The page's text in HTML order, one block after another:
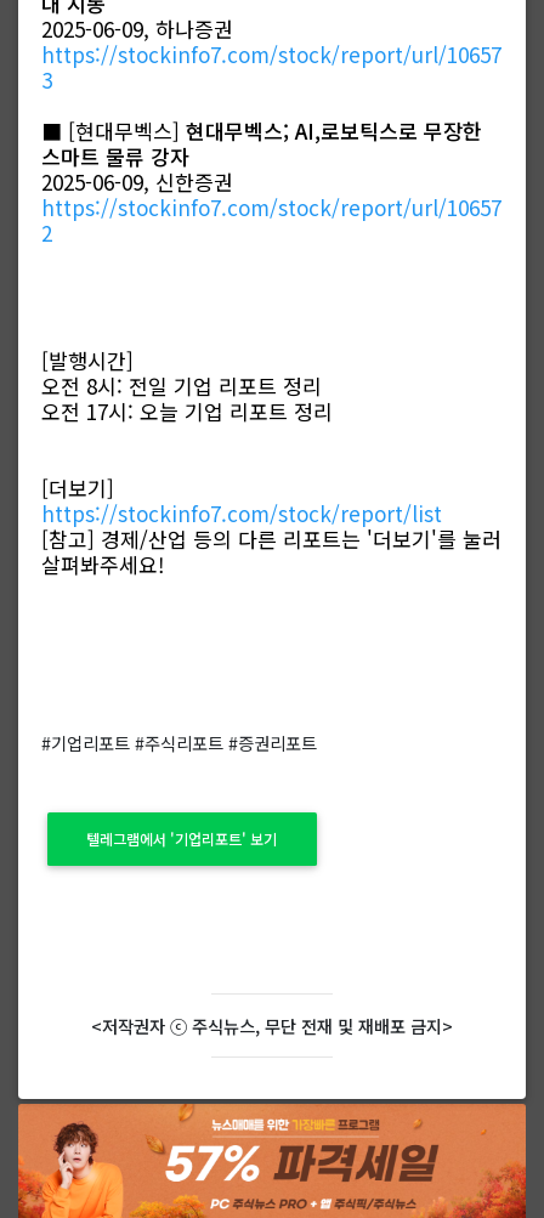
2025-06-09, 하나증권
https://stockinfo7.com/stock/report/url/10657
3
■ [현대무벡스] 현대무벡스; AI,로보틱스로 무장한
스마트 물류 강자
2025-06-09, 신한증권
https://stockinfo7.com/stock/report/url/10657
2
[발행시간]
오전 8시: 전일 기업 리포트 정리
오전 17시: 오늘 기업 리포트 정리
[더보기]
https://stockinfo7.com/stock/report/list
[참고] 경제/산업 등의 다른 리포트는 '더보기'를 눌러
살펴봐주세요!
#기업리포트 #주식리포트 #증권리포트
텔레그램에서 '기업리포트' 보기
<저작권자 ⓒ 주식뉴스, 무단 전재 및 재배포 금지>